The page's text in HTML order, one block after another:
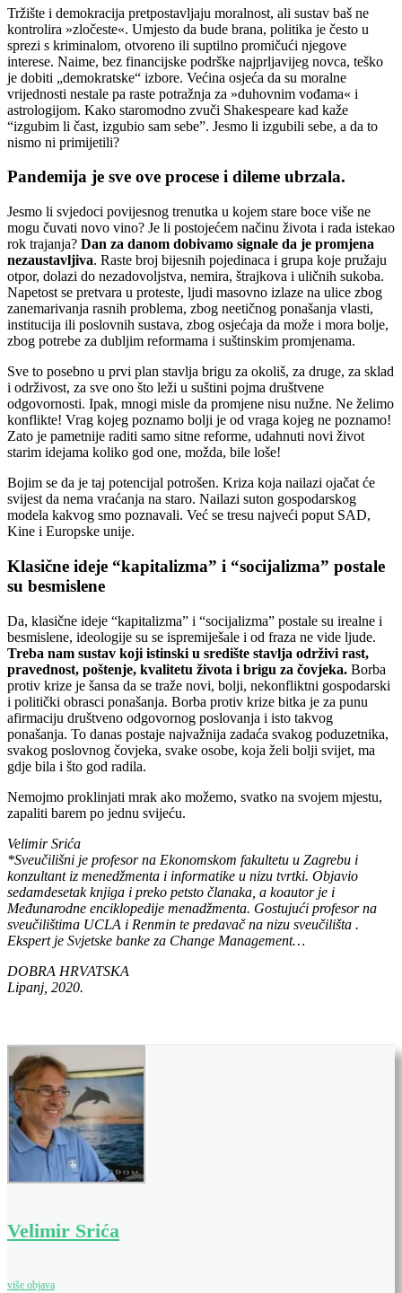
Tržište i demokracija pretpostavljaju moralnost, ali sustav baš ne
kontrolira »zločeste«. Umjesto da bude brana, politika je često u
sprezi s kriminalom, otvoreno ili suptilno promičući njegove
interese. Naime, bez financijske podrške najprljavijeg novca, teško
je dobiti „demokratske“ izbore. Većina osjeća da su moralne
vrijednosti nestale pa raste potražnja za »duhovnim vođama« i
astrologijom. Kako staromodno zvuči Shakespeare kad kaže
“izgubim li čast, izgubio sam sebe”. Jesmo li izgubili sebe, a da to
nismo ni primijetili?
Pandemija je sve ove procese i dileme ubrzala.
Jesmo li svjedoci povijesnog trenutka u kojem stare boce više ne
mogu čuvati novo vino? Je li postojećem načinu života i rada istekao
rok trajanja? Dan za danom dobivamo signale da je promjena
nezaustavljiva. Raste broj bijesnih pojedinaca i grupa koje pružaju
otpor, dolazi do nezadovoljstva, nemira, štrajkova i uličnih sukoba.
Napetost se pretvara u proteste, ljudi masovno izlaze na ulice zbog
zanemarivanja rasnih problema, zbog neetičnog ponašanja vlasti,
institucija ili poslovnih sustava, zbog osjećaja da može i mora bolje,
zbog potrebe za dubljim reformama i suštinskim promjenama.
Sve to posebno u prvi plan stavlja brigu za okoliš, za druge, za sklad
i održivost, za sve ono što leži u suštini pojma društvene
odgovornosti. Ipak, mnogi misle da promjene nisu nužne. Ne želimo
konflikte! Vrag kojeg poznamo bolji je od vraga kojeg ne poznamo!
Zato je pametnije raditi samo sitne reforme, udahnuti novi život
starim idejama koliko god one, možda, bile loše!
Bojim se da je taj potencijal potrošen. Kriza koja nailazi ojačat će
svijest da nema vraćanja na staro. Nailazi suton gospodarskog
modela kakvog smo poznavali. Već se tresu najveći poput SAD,
Kine i Europske unije.
Klasične ideje “kapitalizma” i “socijalizma” postale
su besmislene
Da, klasične ideje “kapitalizma” i “socijalizma” postale su irealne i
besmislene, ideologije su se ispremiješale i od fraza ne vide ljude.
Treba nam sustav koji istinski u središte stavlja održivi rast,
pravednost, poštenje, kvalitetu života i brigu za čovjeka. Borba
protiv krize je šansa da se traže novi, bolji, nekonfliktni gospodarski
i politički obrasci ponašanja. Borba protiv krize bitka je za punu
afirmaciju društveno odgovornog poslovanja i isto takvog
ponašanja. To danas postaje najvažnija zadaća svakog poduzetnika,
svakog poslovnog čovjeka, svake osobe, koja želi bolji svijet, ma
gdje bila i što god radila.
Nemojmo proklinjati mrak ako možemo, svatko na svojem mjestu,
zapaliti barem po jednu svijeću.
Velimir Srića
*Sveučilišni je profesor na Ekonomskom fakultetu u Zagrebu i
konzultant iz menedžmenta i informatike u nizu tvrtki. Objavio
sedamdesetak knjiga i preko petsto članaka, a koautor je i
Međunarodne enciklopedije menadžmenta. Gostujući profesor na
sveučilištima UCLA i Renmin te predavač na nizu sveučilišta .
Ekspert je Svjetske banke za Change Management…
DOBRA HRVATSKA
Lipanj, 2020.
Velimir Srića
više objava